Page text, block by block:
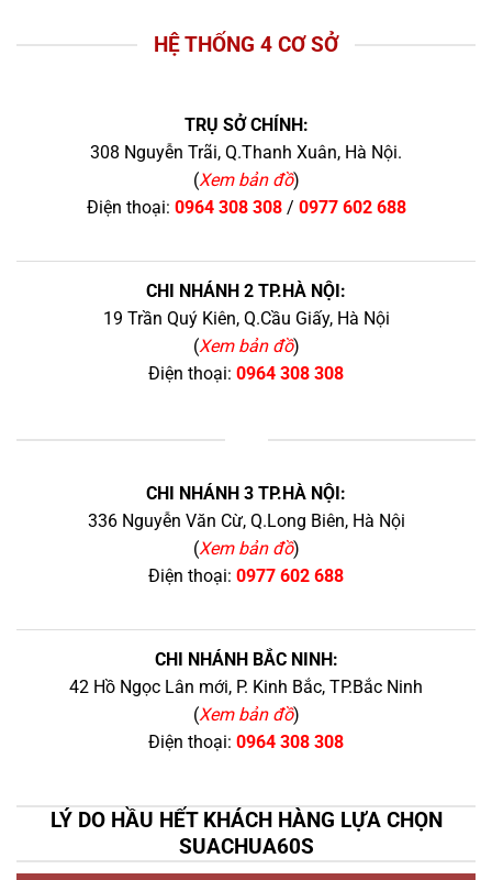
HỆ THỐNG 4 CƠ SỞ
TRỤ SỞ CHÍNH:
308 Nguyễn Trãi, Q.Thanh Xuân, Hà Nội.
(Xem bản đồ)
Điện thoại: 0964 308 308/ 0977 602 688
CHI NHÁNH 2 TP.HÀ NỘI:
19 Trần Quý Kiên, Q.Cầu Giấy, Hà Nội
(Xem bản đồ)
Điện thoại: 0964 308 308
CHI NHÁNH 3 TP.HÀ NỘI:
336 Nguyễn Văn Cừ, Q.Long Biên, Hà Nội
(Xem bản đồ)
Điện thoại: 0977 602 688
CHI NHÁNH BẮC NINH:
42 Hồ Ngọc Lân mới, P. Kinh Bắc, TP.Bắc Ninh
(Xem bản đồ)
Điện thoại: 0964 308 308
LÝ DO HẦU HẾT KHÁCH HÀNG LỰA CHỌN
SUACHUA60S